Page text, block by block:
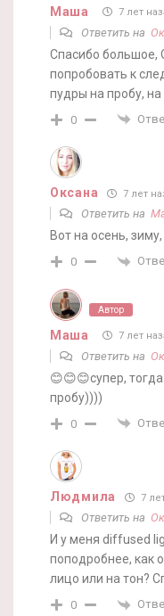
Маша 7 лет
Ответить на
Спасибо большое,
попробовать к
пудры на пробу,
0
Оксана 7 лет
Ответить на
Вот на осень,
0
Автор
Маша 7 лет
Ответить на
😊😊😊супер,
пробу))))
0
Людмила 7
Ответить на
И у меня diffused
поподробнее, как
лицо или на тон?
0